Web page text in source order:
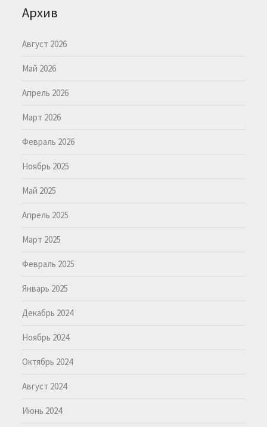
Архив
Август 2026
Май 2026
Апрель 2026
Март 2026
Февраль 2026
Ноябрь 2025
Май 2025
Апрель 2025
Март 2025
Февраль 2025
Январь 2025
Декабрь 2024
Ноябрь 2024
Октябрь 2024
Август 2024
Июнь 2024